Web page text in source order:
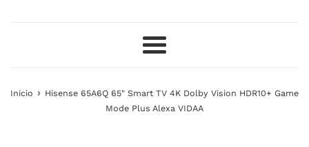
Más
Inicio › Hisense 65A6Q 65" Smart TV 4K Dolby Vision HDR10+ Game
Mode Plus Alexa VIDAA